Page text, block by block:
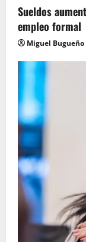
Sueldos
empleo formal
Miguel